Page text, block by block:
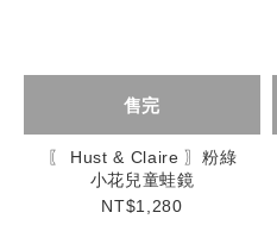
售完
〖 Hust & Claire 〗粉綠
小花兒童蛙鏡
NT$1,280